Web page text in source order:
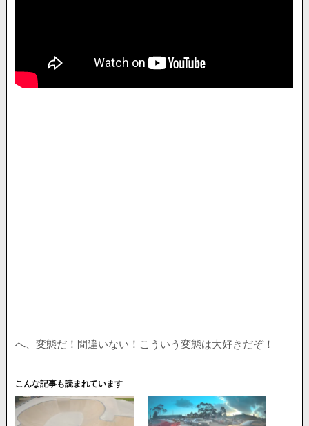
へ、変態だ！間違いない！こういう変態は大好きだぞ！
こんな記事も読まれています